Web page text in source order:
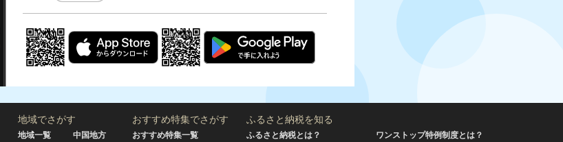
地域でさがす
地域一覧
中国地方
おすすめ特集でさがす
おすすめ特集一覧
ふるさと納税を知る
ふるさと納税とは？
ワンストップ特例制度とは？